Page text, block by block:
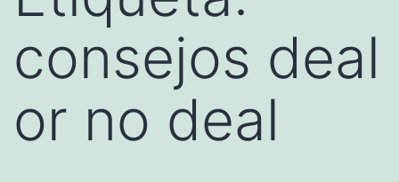
consejos deal
or no deal